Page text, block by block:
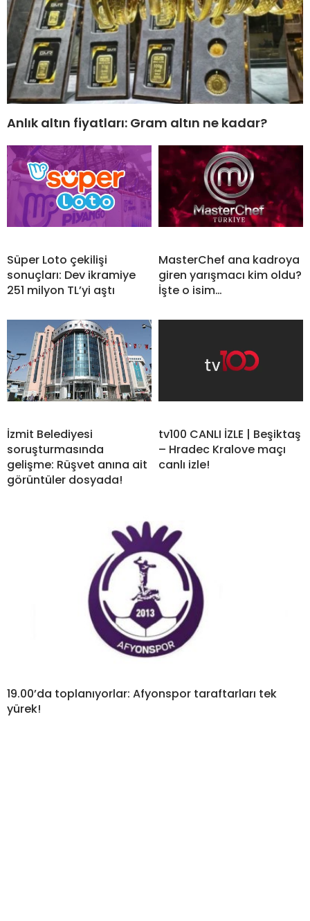
Anlık altın fiyatları: Gram altın ne kadar?
Süper Loto çekilişi
sonuçları: Dev ikramiye
251 milyon TL’yi aştı
MasterChef ana kadroya
giren yarışmacı kim oldu?
İşte o isim…
İzmit Belediyesi
soruşturmasında
gelişme: Rüşvet anına ait
görüntüler dosyada!
tv100 CANLI İZLE | Beşiktaş
– Hradec Kralove maçı
canlı izle!
19.00’da toplanıyorlar: Afyonspor taraftarları tek
yürek!